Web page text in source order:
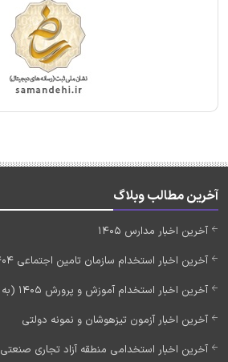
آخرین مطالب وبلاگ
آخرین اخبار مدارس 1405
آخرین اخبار استخدام سازمان تامین اجتماعی 1404 (به زودی)
آخرین اخبار استخدام آموزش و پرورش 1405 (به زودی)
آخرین اخبار آزمون تیزهوشان و نمونه دولتی
آخرین اخبار استخدامی منطقه آزاد تجاری صنعتی 1405